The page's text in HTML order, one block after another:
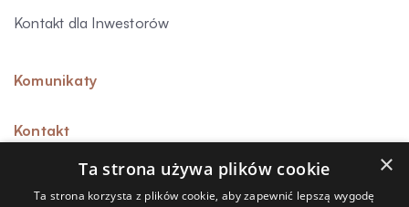
Kontakt dla Inwestorów
Komunikaty
Kontakt
×
Ta strona używa plików cookie
Ta strona korzysta z plików cookie, aby zapewnić lepszą wygodę